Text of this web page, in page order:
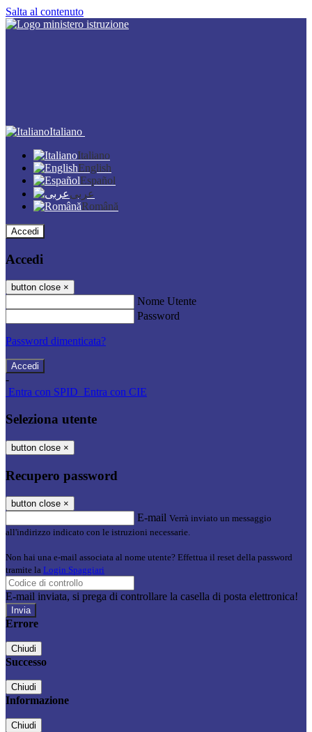
Salta al contenuto
Italiano
Italiano
English
Español
عربى
Română
Accedi
Accedi
button close ×
Nome Utente
Password
Password dimenticata?
-
Entra con SPID Entra con CIE
Seleziona utente
button close ×
Recupero password
button close ×
E-mail Verrà inviato un messaggio
all'indirizzo indicato con le istruzioni necessarie.
Non hai una e-mail associata al nome utente? Effettua il reset della password
tramite la Login Spaggiari
E-mail inviata, si prega di controllare la casella di posta elettronica!
Errore
Chiudi
Successo
Chiudi
Informazione
Chiudi